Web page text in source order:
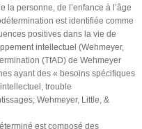
la personne, de l’enfance à l’âge
est identifiée comme
positives dans la vie de
intellectuel (Wehmeyer,
(TfAD) de Wehmeyer
ayant des « besoins spécifiques
trouble
Wehmeyer, Little, &
est composé des